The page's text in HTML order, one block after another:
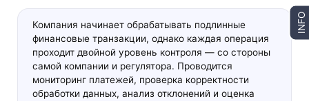
Компания начинает обрабатывать подлинные
финансовые транзакции, однако каждая операция
проходит двойной уровень контроля — со стороны
самой компании и регулятора. Проводится
мониторинг платежей, проверка корректности
обработки данных, анализ отклонений и оценка
INFO